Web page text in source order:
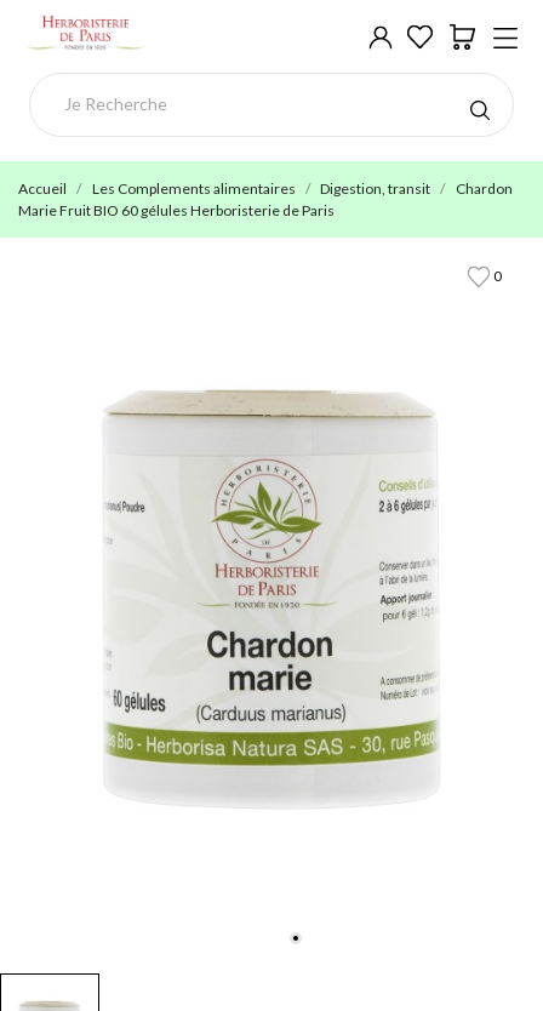
Accueil Les Complements alimentaires Digestion, transit
Chardon
Marie Fruit BIO 60 gélules Herboristerie de Paris
0